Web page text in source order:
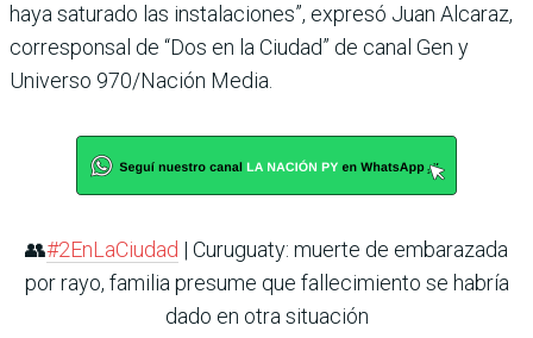
haya saturado las instalaciones”, expresó Juan Alcaraz,
corresponsal de “Dos en la Ciudad” de canal Gen y
Universo 970/Nación Media.
👥#2EnLaCiudad | Curuguaty: muerte de embarazada
por rayo, familia presume que fallecimiento se habría
dado en otra situación